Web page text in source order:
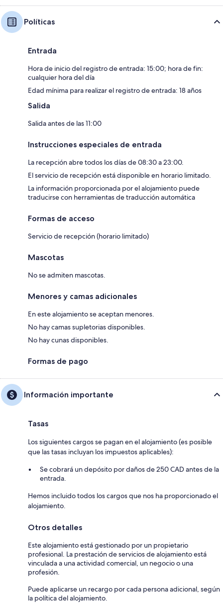
Políticas
Entrada
Hora de inicio del registro de entrada: 15:00; hora de fin:
cualquier hora del día
Edad mínima para realizar el registro de entrada: 18 años
Salida
Salida antes de las 11:00
Instrucciones especiales de entrada
La recepción abre todos los días de 08:30 a 23:00.
El servicio de recepción está disponible en horario limitado.
La información proporcionada por el alojamiento puede
traducirse con herramientas de traducción automática
Formas de acceso
Servicio de recepción (horario limitado)
Mascotas
No se admiten mascotas.
Menores y camas adicionales
En este alojamiento se aceptan menores.
No hay camas supletorias disponibles.
No hay cunas disponibles.
Formas de pago
Información importante
Tasas
Los siguientes cargos se pagan en el alojamiento (es posible
que las tasas incluyan los impuestos aplicables):
Se cobrará un depósito por daños de 250 CAD antes de la
entrada.
Hemos incluido todos los cargos que nos ha proporcionado el
alojamiento.
Otros detalles
Este alojamiento está gestionado por un propietario
profesional. La prestación de servicios de alojamiento está
vinculada a una actividad comercial, un negocio o una
profesión.
Puede aplicarse un recargo por cada persona adicional, según
la política del alojamiento.